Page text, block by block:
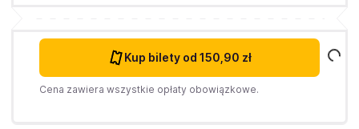
Kup bilety od 150,90 zł
Cena zawiera wszystkie opłaty obowiązkowe.